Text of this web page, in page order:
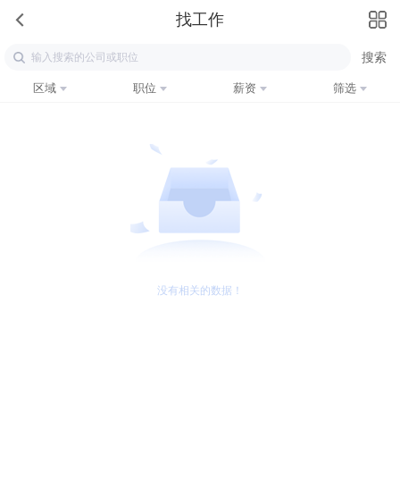
找工作
区域 职位 薪资 筛选
没有相关的数据！